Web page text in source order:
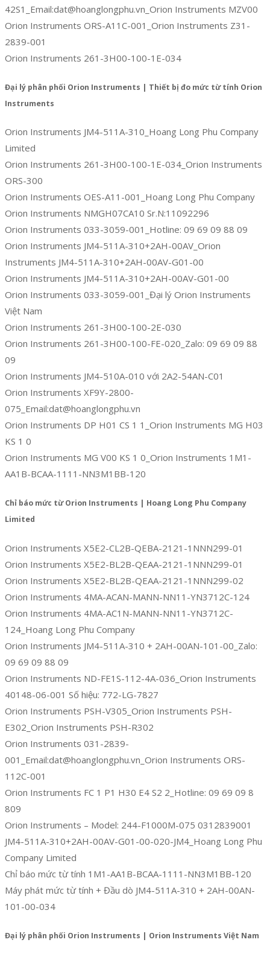
42S1_Email:dat@hoanglongphu.vn_Orion Instruments MZV00
Orion Instruments ORS-A11C-001_Orion Instruments Z31-
2839-001
Orion Instruments 261-3H00-100-1E-034
Đại lý phân phối Orion Instruments | Thiết bị đo mức từ tính Orion
Instruments
Orion Instruments JM4-511A-310_Hoang Long Phu Company
Limited
Orion Instruments 261-3H00-100-1E-034_Orion Instruments
ORS-300
Orion Instruments OES-A11-001_Hoang Long Phu Company
Orion Instruments NMGH07CA10 Sr.N:11092296
Orion Instruments 033-3059-001_Hotline: 09 69 09 88 09
Orion Instruments JM4-511A-310+2AH-00AV_Orion
Instruments JM4-511A-310+2AH-00AV-G01-00
Orion Instruments JM4-511A-310+2AH-00AV-G01-00
Orion Instruments 033-3059-001_Đại lý Orion Instruments
Việt Nam
Orion Instruments 261-3H00-100-2E-030
Orion Instruments 261-3H00-100-FE-020_Zalo: 09 69 09 88
09
Orion Instruments JM4-510A-010 với 2A2-54AN-C01
Orion Instruments XF9Y-2800-
075_Email:dat@hoanglongphu.vn
Orion Instruments DP H01 CS 1 1_Orion Instruments MG H03
KS 1 0
Orion Instruments MG V00 KS 1 0_Orion Instruments 1M1-
AA1B-BCAA-1111-NN3M1BB-120
Chỉ báo mức từ Orion Instruments | Hoang Long Phu Company
Limited
Orion Instruments X5E2-CL2B-QEBA-2121-1NNN299-01
Orion Instruments X5E2-BL2B-QEAA-2121-1NNN299-01
Orion Instruments X5E2-BL2B-QEAA-2121-1NNN299-02
Orion Instruments 4MA-ACAN-MANN-NN11-YN3712C-124
Orion Instruments 4MA-AC1N-MANN-NN11-YN3712C-
124_Hoang Long Phu Company
Orion Instruments JM4-511A-310 + 2AH-00AN-101-00_Zalo:
09 69 09 88 09
Orion Instruments ND-FE1S-112-4A-036_Orion Instruments
40148-06-001 Số hiệu: 772-LG-7827
Orion Instruments PSH-V305_Orion Instruments PSH-
E302_Orion Instruments PSH-R302
Orion Instruments 031-2839-
001_Email:dat@hoanglongphu.vn_Orion Instruments ORS-
112C-001
Orion Instruments FC 1 P1 H30 E4 S2 2_Hotline: 09 69 09 8
809
Orion Instruments – Model: 244-F1000M-075 0312839001
JM4-511A-310+2AH-00AV-G01-00-020-JM4_Hoang Long Phu
Company Limited
Chỉ báo mức từ tính 1M1-AA1B-BCAA-1111-NN3M1BB-120
Máy phát mức từ tính + Đầu dò JM4-511A-310 + 2AH-00AN-
101-00-034
Đại lý phân phối Orion Instruments | Orion Instruments Việt Nam